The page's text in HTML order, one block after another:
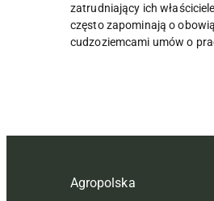
zatrudniający ich
często zapominają o
cudzoziemcami umów o
Agropolska